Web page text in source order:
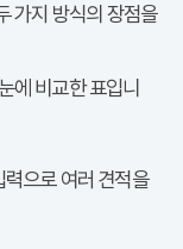
가지 방식의 장점을
에 비교한 표입니
력으로 여러 견적을